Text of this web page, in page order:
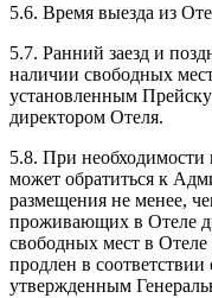
5.6. Время выезда из
5.7. Ранний заезд и
наличии свободных
установленным
директором Отеля.
5.8. При необходимости
может обратиться к
размещения не менее,
проживающих в Отеле
свободных мест в
продлен в
утвержденным